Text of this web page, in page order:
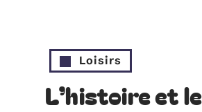
Loisirs
L’histoire et